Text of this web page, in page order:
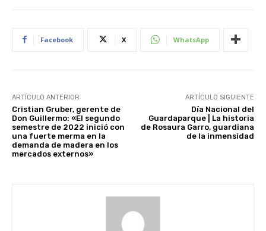
Facebook X WhatsApp
ARTÍCULO ANTERIOR
Cristian Gruber, gerente de
Don Guillermo: «El segundo
semestre de 2022 inició con
una fuerte merma en la
demanda de madera en los
mercados externos»
ARTÍCULO SIGUIENTE
Día Nacional del
Guardaparque | La historia
de Rosaura Garro, guardiana
de la inmensidad